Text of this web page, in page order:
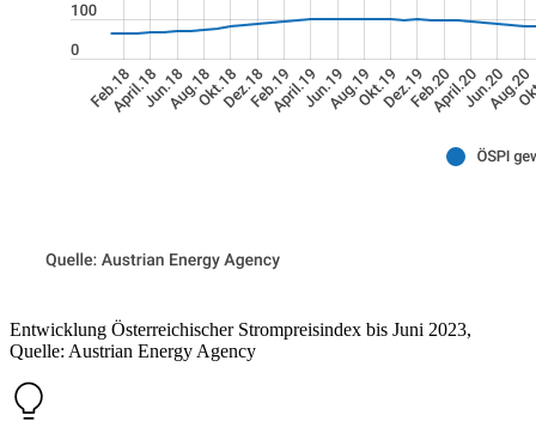
Entwicklung Österreichischer Strompreisindex bis Juni 2023,
Quelle: Austrian Energy Agency